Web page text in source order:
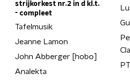
strijkorkest nr.2 in d kl.t.
- compleet
Tafelmusik
Jeanne Lamon
John Abberger [hobo]
Analekta